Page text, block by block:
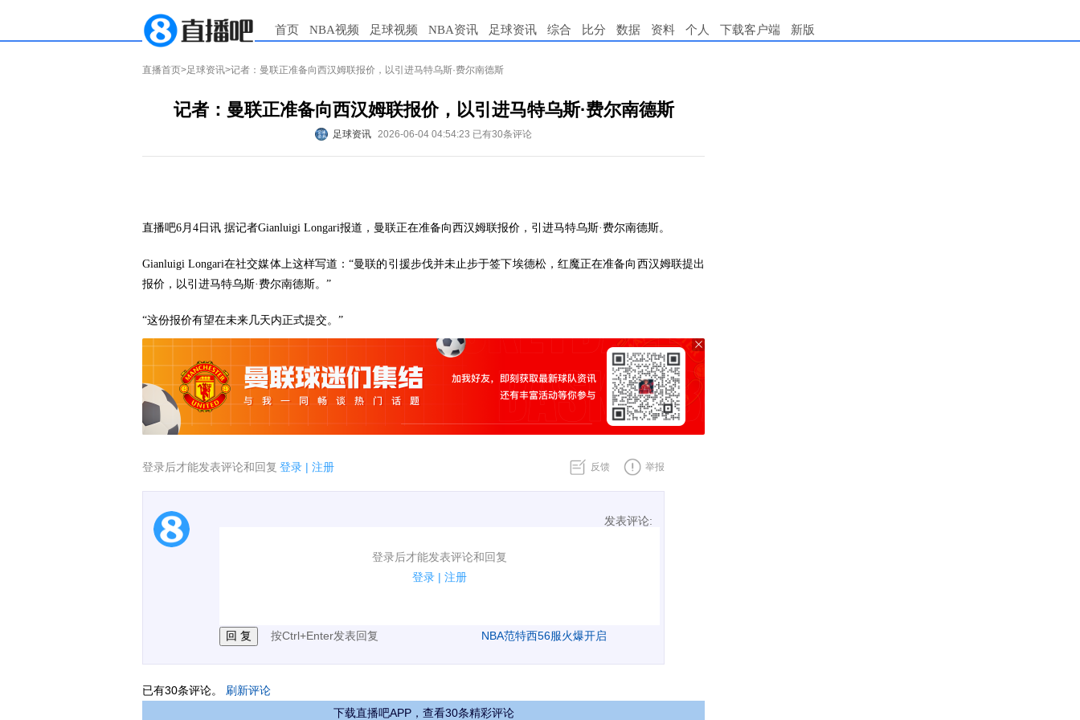
首页 NBA视频 足球视频 NBA资讯 足球资讯 综合 比分 数据 资料 个人 下载客户端 新版
直播首页>足球资讯>记者：曼联正准备向西汉姆联报价，以引进马特乌斯·费尔南德斯
记者：曼联正准备向西汉姆联报价，以引进马特乌斯·费尔南德斯
足球资讯 2026-06-04 04:54:23 已有30条评论
直播吧6月4日讯 据记者Gianluigi Longari报道，曼联正在准备向西汉姆联报价，引进马特乌斯·费尔南德斯。
Gianluigi Longari在社交媒体上这样写道：“曼联的引援步伐并未止步于签下埃德松，红魔正在准备向西汉姆联提出
报价，以引进马特乌斯·费尔南德斯。”
“这份报价有望在未来几天内正式提交。”
登录后才能发表评论和回复 登录 | 注册 反馈 举报
发表评论:
登录后才能发表评论和回复
登录 | 注册
1.电脑端新用户可以发表评论了！
按Ctrl+Enter发表回复 NBA范特西56服火爆开启
已有30条评论。 刷新评论
下载直播吧APP，查看30条精彩评论